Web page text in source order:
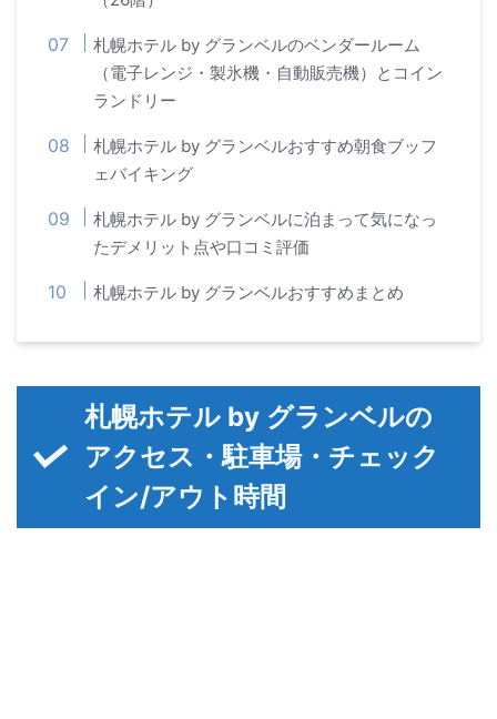
札幌ホテル by グランベルのベンダールーム
（電子レンジ・製氷機・自動販売機）とコイン
ランドリー
札幌ホテル by グランベルおすすめ朝食ブッフ
ェバイキング
札幌ホテル by グランベルに泊まって気になっ
たデメリット点や口コミ評価
札幌ホテル by グランベルおすすめまとめ
札幌ホテル by グランベルの
アクセス・駐車場・チェック
イン/アウト時間